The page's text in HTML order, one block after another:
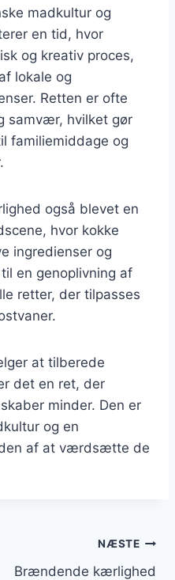
madkultur og
en tid, hvor
og kreativ proces,
lokale og
Retten er ofte
samvær, hvilket gør
familiemiddage og
også blevet en
hvor kokke
ingredienser og
en genoplivning af
retter, der tilpasses
at tilberede
det en ret, der
minder. Den er
og en
af at værdsætte de
NÆSTE
Brændende kærlighed